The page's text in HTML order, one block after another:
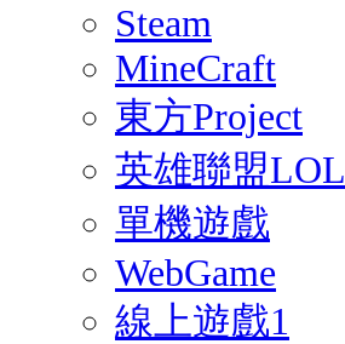
Steam
MineCraft
東方Project
英雄聯盟LOL
單機遊戲
WebGame
線上遊戲1